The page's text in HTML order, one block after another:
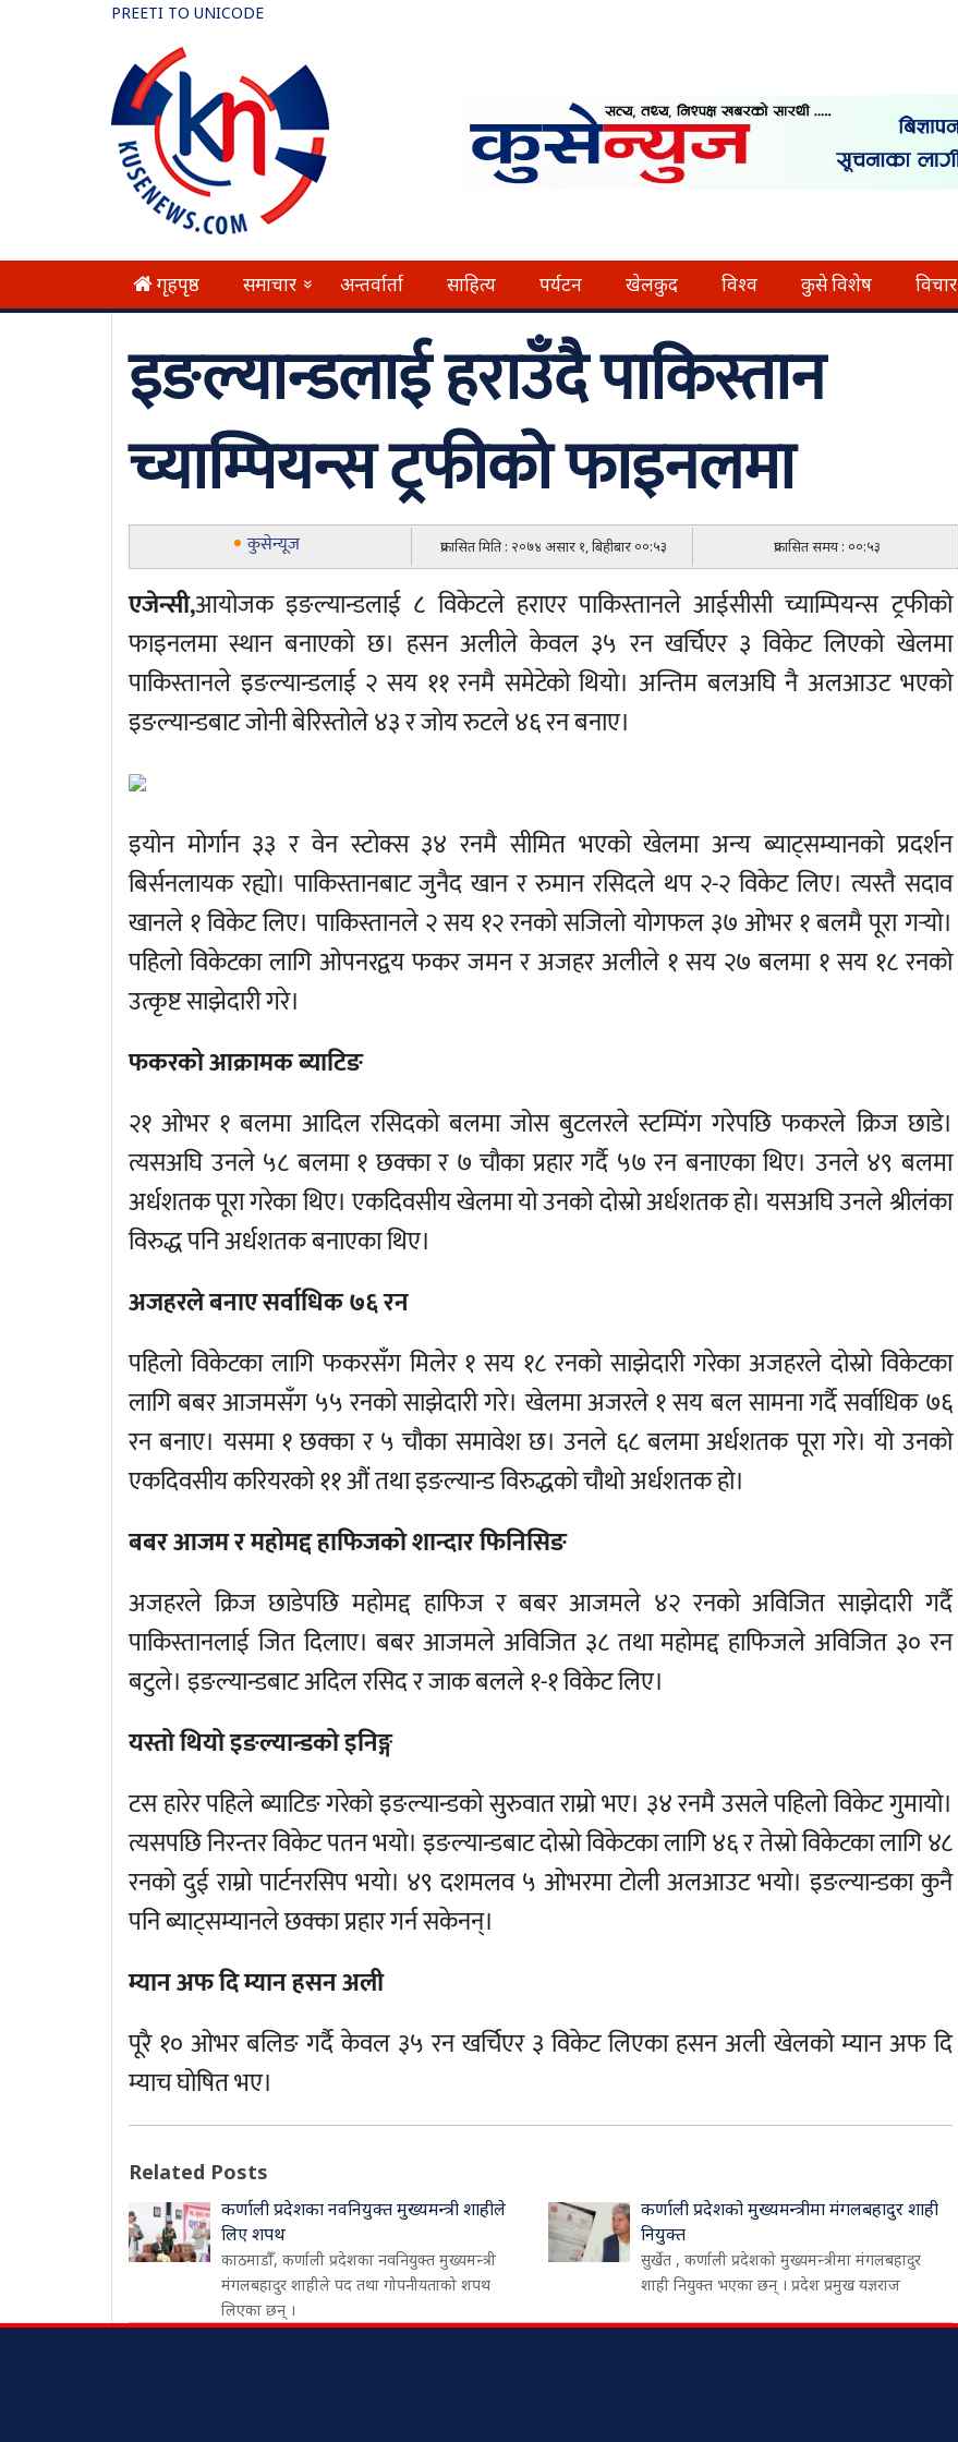
PREETI TO UNICODE
गृहपृष्ठ समाचार » अन्तर्वार्ता साहित्य पर्यटन खेलकुद विश्व कुसे विशेष विचार
इङल्यान्डलाई हराउँदै पाकिस्तान
च्याम्पियन्स ट्रफीको फाइनलमा
कुसेन्यूज प्रकासित मिति : २०७४ असार १, बिहीबार ००:५३ प्रकासित समय : ००:५३
एजेन्सी,आयोजक इङल्यान्डलाई ८ विकेटले हराएर पाकिस्तानले आईसीसी च्याम्पियन्स ट्रफीको
फाइनलमा स्थान बनाएको छ। हसन अलीले केवल ३५ रन खर्चिएर ३ विकेट लिएको खेलमा
पाकिस्तानले इङल्यान्डलाई २ सय ११ रनमै समेटेको थियो। अन्तिम बलअघि नै अलआउट भएको
इङल्यान्डबाट जोनी बेरिस्तोले ४३ र जोय रुटले ४६ रन बनाए।
इयोन मोर्गान ३३ र वेन स्टोक्स ३४ रनमै सीमित भएको खेलमा अन्य ब्याट्सम्यानको प्रदर्शन
बिर्सनलायक रह्यो। पाकिस्तानबाट जुनैद खान र रुमान रसिदले थप २-२ विकेट लिए। त्यस्तै सदाव
खानले १ विकेट लिए। पाकिस्तानले २ सय १२ रनको सजिलो योगफल ३७ ओभर १ बलमै पूरा गर्‍यो।
पहिलो विकेटका लागि ओपनरद्वय फकर जमन र अजहर अलीले १ सय २७ बलमा १ सय १८ रनको
उत्कृष्ट साझेदारी गरे।
फकरको आक्रामक ब्याटिङ
२१ ओभर १ बलमा आदिल रसिदको बलमा जोस बुटलरले स्टम्पिंग गरेपछि फकरले क्रिज छाडे।
त्यसअघि उनले ५८ बलमा १ छक्का र ७ चौका प्रहार गर्दै ५७ रन बनाएका थिए। उनले ४९ बलमा
अर्धशतक पूरा गरेका थिए। एकदिवसीय खेलमा यो उनको दोस्रो अर्धशतक हो। यसअघि उनले श्रीलंका
विरुद्ध पनि अर्धशतक बनाएका थिए।
अजहरले बनाए सर्वाधिक ७६ रन
पहिलो विकेटका लागि फकरसँग मिलेर १ सय १८ रनको साझेदारी गरेका अजहरले दोस्रो विकेटका
लागि बबर आजमसँग ५५ रनको साझेदारी गरे। खेलमा अजरले १ सय बल सामना गर्दै सर्वाधिक ७६
रन बनाए। यसमा १ छक्का र ५ चौका समावेश छ। उनले ६८ बलमा अर्धशतक पूरा गरे। यो उनको
एकदिवसीय करियरको ११ औं तथा इङल्यान्ड विरुद्धको चौथो अर्धशतक हो।
बबर आजम र महोमद्द हाफिजको शान्दार फिनिसिङ
अजहरले क्रिज छाडेपछि महोमद्द हाफिज र बबर आजमले ४२ रनको अविजित साझेदारी गर्दै
पाकिस्तानलाई जित दिलाए। बबर आजमले अविजित ३८ तथा महोमद्द हाफिजले अविजित ३० रन
बटुले। इङल्यान्डबाट अदिल रसिद र जाक बलले १-१ विकेट लिए।
यस्तो थियो इङल्यान्डको इनिङ्ग
टस हारेर पहिले ब्याटिङ गरेको इङल्यान्डको सुरुवात राम्रो भए। ३४ रनमै उसले पहिलो विकेट गुमायो।
त्यसपछि निरन्तर विकेट पतन भयो। इङल्यान्डबाट दोस्रो विकेटका लागि ४६ र तेस्रो विकेटका लागि ४८
रनको दुई राम्रो पार्टनरसिप भयो। ४९ दशमलव ५ ओभरमा टोली अलआउट भयो। इङल्यान्डका कुनै
पनि ब्याट्सम्यानले छक्का प्रहार गर्न सकेनन्।
म्यान अफ दि म्यान हसन अली
पूरै १० ओभर बलिङ गर्दै केवल ३५ रन खर्चिएर ३ विकेट लिएका हसन अली खेलको म्यान अफ दि
म्याच घोषित भए।
Related Posts
कर्णाली प्रदेशका नवनियुक्त मुख्यमन्त्री शाहीले
लिए शपथ
काठमाडौँ, कर्णाली प्रदेशका नवनियुक्त मुख्यमन्त्री
मंगलबहादुर शाहीले पद तथा गोपनीयताको शपथ
लिएका छन् ।
कर्णाली प्रदेशको मुख्यमन्त्रीमा मंगलबहादुर शाही
नियुक्त
सुर्खेत , कर्णाली प्रदेशको मुख्यमन्त्रीमा मंगलबहादुर
शाही नियुक्त भएका छन् । प्रदेश प्रमुख यज्ञराज